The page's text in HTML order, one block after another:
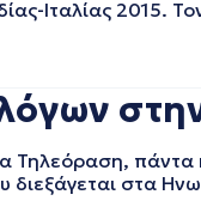
Ιταλίας 2015.
πάντα
στα